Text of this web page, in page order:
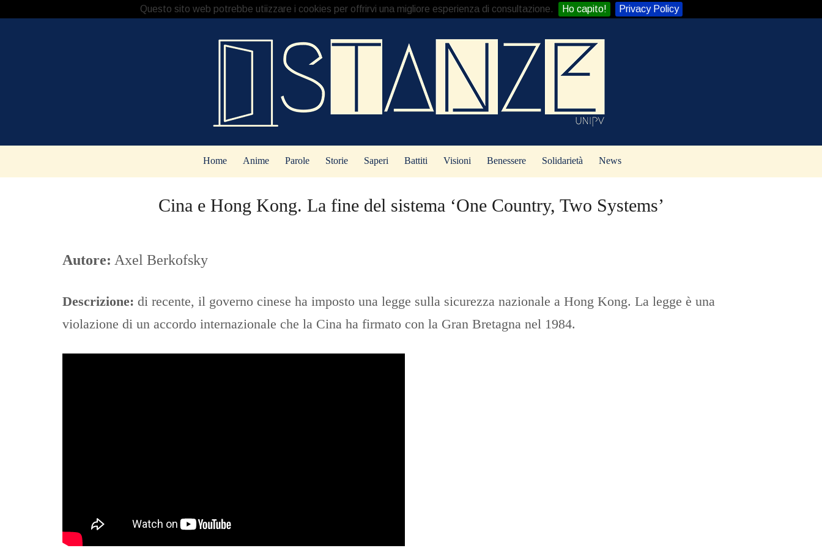
Questo sito web potrebbe utiizzare i cookies per offrirvi una migliore esperienza di consultazione. Ho capito! Privacy Policy
Home Anime Parole Storie Saperi Battiti Visioni Benessere Solidarietà News
Cina e Hong Kong. La fine del sistema ‘One Country, Two Systems’
Autore: Axel Berkofsky
Descrizione: di recente, il governo cinese ha imposto una legge sulla sicurezza nazionale a Hong Kong. La legge è una
violazione di un accordo internazionale che la Cina ha firmato con la Gran Bretagna nel 1984.